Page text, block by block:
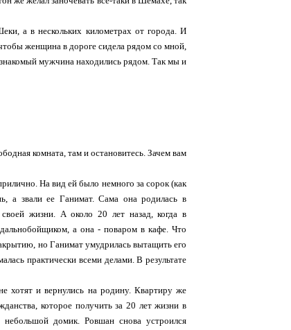
а в нескольких километрах от города. И
женщина в дороге сидела рядом со мной,
мужчина находились рядом. Так мы и
комната, там и остановитесь. Зачем вам
На вид ей было немного за сорок (как
а звали ее Ганимат. Сама она родилась в
жизни. А около 20 лет назад, когда в
а она - поваром в кафе. Что
но Ганимат умудрилась вытащить его
практически всеми делами. В результате
хотят и вернулись на родину. Квартиру же
которое получить за 20 лет жизни в
домик. Ровшан снова устроился